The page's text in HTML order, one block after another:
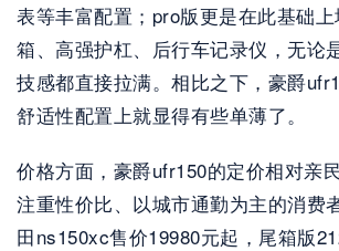
表等丰富配置；pro版更是在此基础
箱、高强护杠、后行车记录仪，无论
技感都直接拉满。相比之下，豪爵
舒适性配置上就显得有些单薄了。
价格方面，豪爵ufr150的定价相对亲
注重性价比、以城市通勤为主的消费
田ns150xc售价19980元起，尾箱版